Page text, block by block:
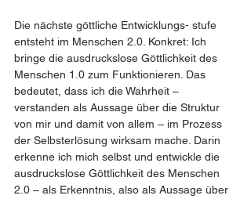
Die nächste göttliche Entwicklungs- stufe
entsteht im Menschen 2.0. Konkret: Ich
bringe die ausdruckslose Göttlichkeit des
Menschen 1.0 zum Funktionieren. Das
bedeutet, dass ich die Wahrheit –
verstanden als Aussage über die Struktur
von mir und damit von allem – im Prozess
der Selbsterlösung wirksam mache. Darin
erkenne ich mich selbst und entwickle die
ausdruckslose Göttlichkeit des Menschen
2.0 – als Erkenntnis, also als Aussage über